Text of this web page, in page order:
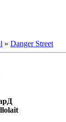
» Danger Street